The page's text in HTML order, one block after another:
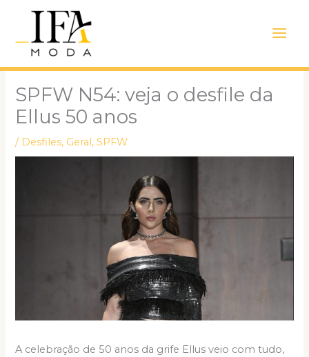
conteúdo
Menu
SPFW N54: veja o desfile da
Ellus 50 anos
/ Desfiles, Geral,SPFW
A celebração de 50 anos da grife Ellus veio com tudo,